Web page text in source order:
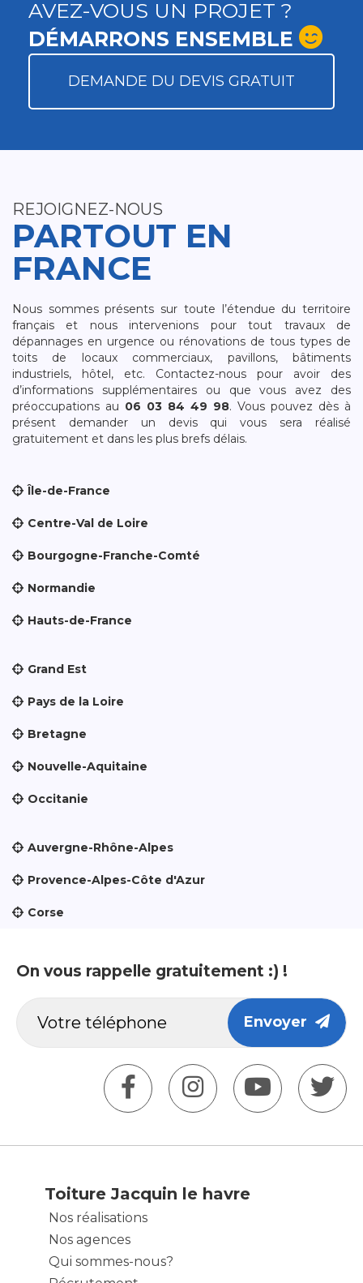
AVEZ-VOUS UN PROJET ?
DÉMARRONS ENSEMBLE
DEMANDE DU DEVIS GRATUIT
REJOIGNEZ-NOUS
PARTOUT EN
FRANCE
Nous sommes présents sur toute l’étendue du territoire
français et nous intervenions pour tout travaux de
dépannages en urgence ou rénovations de tous types de
toits de locaux commerciaux, pavillons, bâtiments
industriels, hôtel, etc. Contactez-nous pour avoir des
d’informations supplémentaires ou que vous avez des
préoccupations au 06 03 84 49 98. Vous pouvez dès à
présent demander un devis qui vous sera réalisé
gratuitement et dans les plus brefs délais.
Île-de-France
Centre-Val de Loire
Bourgogne-Franche-Comté
Normandie
Hauts-de-France
Grand Est
Pays de la Loire
Bretagne
Nouvelle-Aquitaine
Occitanie
Auvergne-Rhône-Alpes
Provence-Alpes-Côte d'Azur
Corse
On vous rappelle gratuitement :) !
Envoyer
Toiture Jacquin le havre
Nos réalisations
Nos agences
Qui sommes-nous?